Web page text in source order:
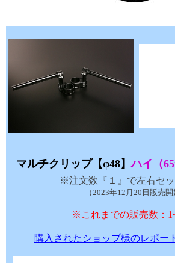
マルチクリップ【φ48】ハイ（
※注文数『１』で左右セ
（2023年12月20日販売開
※これまでの販売数：1
購入されたショップ様のレポー